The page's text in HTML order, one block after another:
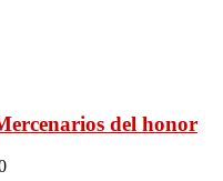
del honor